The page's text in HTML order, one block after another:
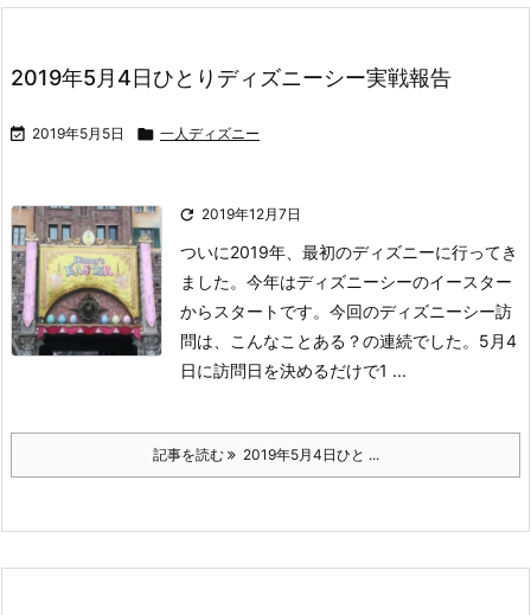
2019年5月4日ひとりディズニーシー実戦報告
 2019年5月5日  一人ディズニー
 2019年12月7日
ついに2019年、最初のディズニーに行ってき
ました。 今年はディズニーシーのイースター
からスタートです。 今回のディズニーシー訪
問は、こんなことある？の連続でした。 5月4
日に訪問日を決めるだけで1 ...
記事を読む 2019年5月4日ひと ...